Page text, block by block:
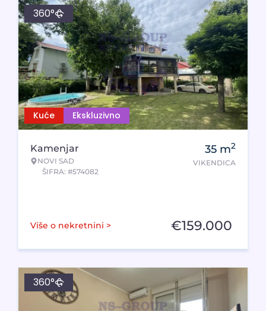
Kuće Ekskluzivno
360°
Kamenjar
NOVI SAD
ŠIFRA: #574082
35 m2
VIKENDICA
Više o nekretnini > €159.000
360°